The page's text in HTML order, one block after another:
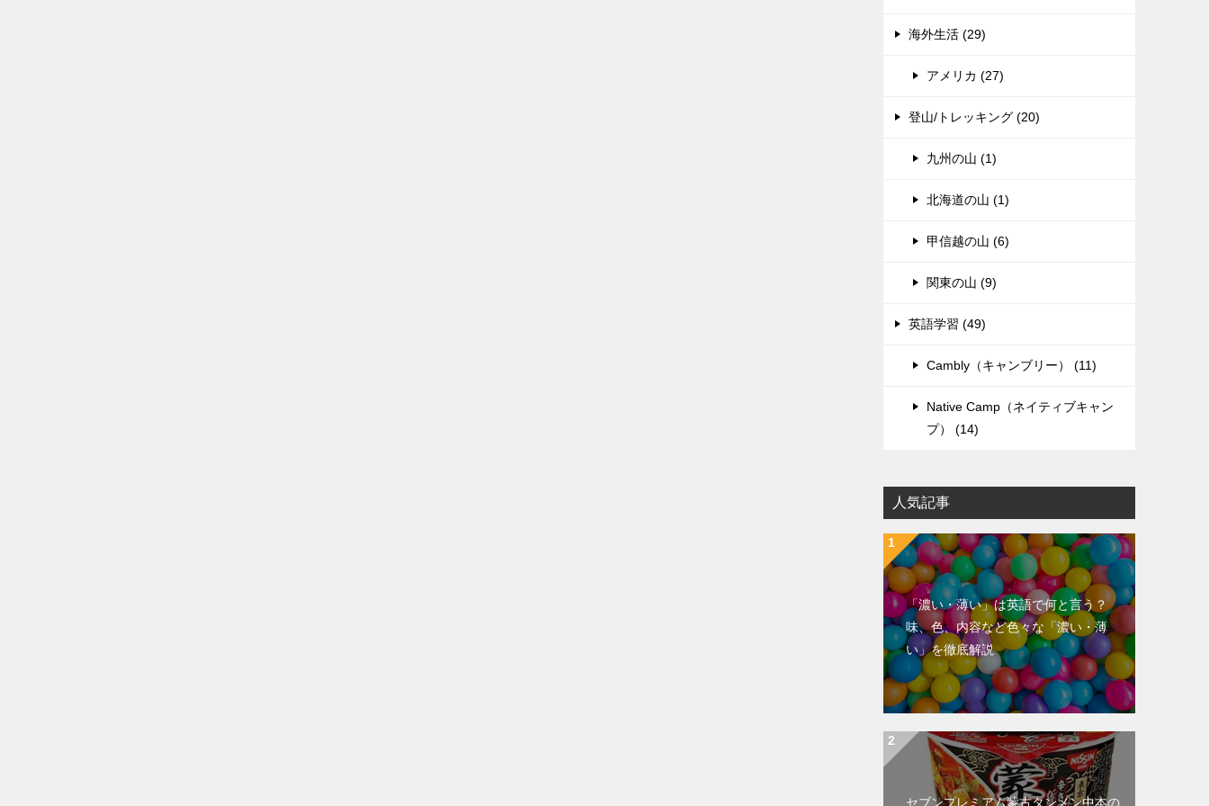
海外生活 (29)
アメリカ (27)
登山/トレッキング (20)
九州の山 (1)
北海道の山 (1)
甲信越の山 (6)
関東の山 (9)
英語学習 (49)
Cambly（キャンブリー） (11)
Native Camp（ネイティブキャン
プ） (14)
人気記事
「濃い・薄い」は英語で何と言う？
味、色、内容など色々な「濃い・薄
い」を徹底解説
セブンプレミアム蒙古タンメン中本の